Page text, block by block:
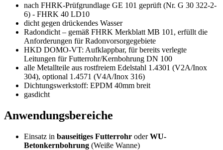
nach FHRK-Prüfgrundlage GE 101 geprüft (Nr. G 30 322-2-
6) - FHRK 40 LD10
dicht gegen drückendes Wasser
Radondicht – gemäß FHRK Merkblatt MB 101, erfüllt die
Anforderungen für Radonvorsorgegebiete
HKD DOMO-VT: Aufklappbar, für bereits verlegte
Leitungen für Futterrohr/Kernbohrung DN 100
alle Metallteile aus rostfreiem Edelstahl 1.4301 (V2A/Inox
304), optional 1.4571 (V4A/Inox 316)
Dichtungswerkstoff: EPDM 40mm breit
gasdicht
Anwendungsbereiche
Einsatz in bauseitiges Futterrohr oderWU-
Betonkernbohrung (Weiße Wanne)